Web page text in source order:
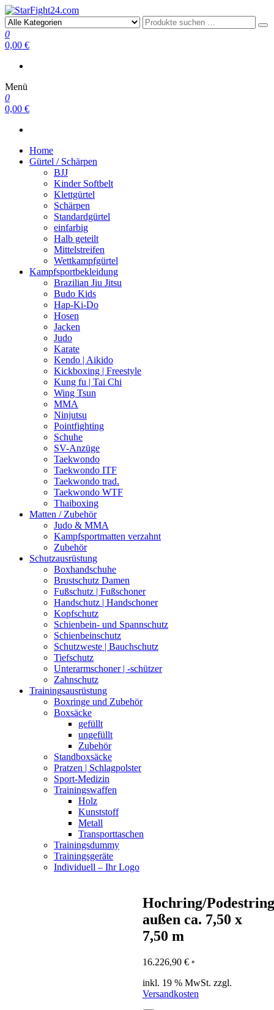
StarFight24.com
Kampfsportartikel
0
0,00 €
Menü
0
0,00 €
Home
Gürtel / Schärpen
BJJ
Kinder Softbelt
Klettgürtel
Schärpen
Standardgürtel
einfarbig
Halb geteilt
Mittelstreifen
Wettkampfgürtel
Kampfsportbekleidung
Brazilian Jiu Jitsu
Budo Kids
Hap-Ki-Do
Hosen
Jacken
Judo
Karate
Kendo | Aikido
Kickboxing | Freestyle
Kung fu | Tai Chi
Wing Tsun
MMA
Ninjutsu
Pointfighting
Schuhe
SV-Anzüge
Taekwondo
Taekwondo ITF
Taekwondo trad.
Taekwondo WTF
Thaiboxing
Matten / Zubehör
Judo & MMA
Kampfsportmatten verzahnt
Zubehör
Schutzausrüstung
Boxhandschuhe
Brustschutz Damen
Fußschutz | Fußschoner
Handschutz | Handschoner
Kopfschutz
Schienbein- und Spannschutz
Schienbeinschutz
Schutzweste | Bauchschutz
Tiefschutz
Unterarmschoner | -schützer
Zahnschutz
Trainingsausrüstung
Boxringe und Zubehör
Boxsäcke
gefüllt
ungefüllt
Zubehör
Standboxsäcke
Pratzen | Schlagpolster
Sport-Medizin
Trainingswaffen
Holz
Kunststoff
Metall
Transporttaschen
Trainingsdummy
Trainingsgeräte
Individuell – Ihr Logo
Hochring/
außen ca. 7,50 x
7,50 m
16.226,90 € *
inkl. 19 % MwSt. zzgl.
Versandkosten